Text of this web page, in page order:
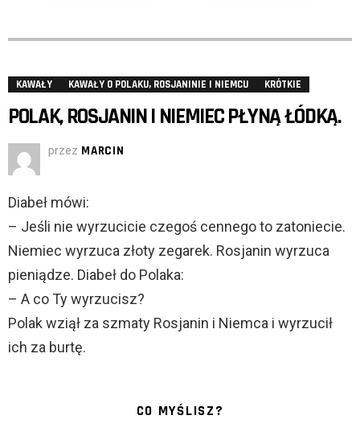
KAWAŁY KAWAŁY O POLAKU, ROSJANINIE I NIEMCU KRÓTKIE
POLAK, ROSJANIN I NIEMIEC PŁYNĄ ŁÓDKĄ.
przez MARCIN
Diabeł mówi:
– Jeśli nie wyrzucicie czegoś cennego to zatoniecie.
Niemiec wyrzuca złoty zegarek. Rosjanin wyrzuca
pieniądze. Diabeł do Polaka:
– A co Ty wyrzucisz?
Polak wziął za szmaty Rosjanin i Niemca i wyrzucił
ich za burtę.
CO MYŚLISZ?